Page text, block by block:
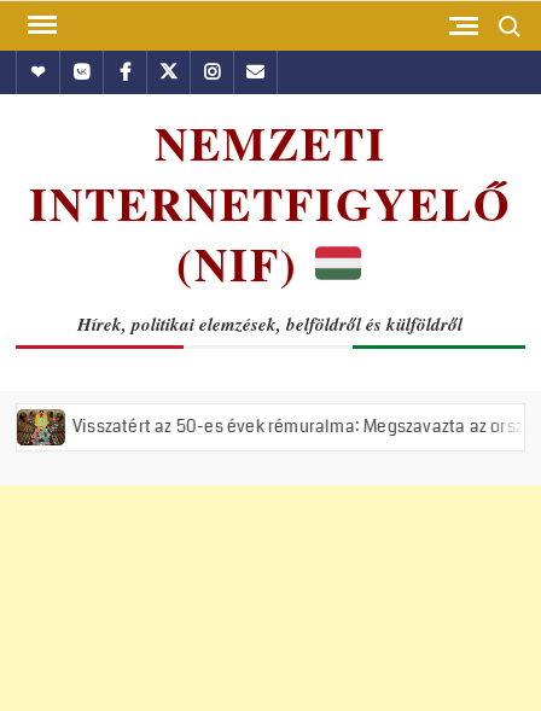
Skip
contentHundubVkontakte
Facebook
TwitterInstagram
Email
NEMZETI
INTERNETFIGYELŐ
(NIF)
Hírek, politikai elemzések, belföldről és külföldről
az 50-es évek rémuralma: Megszavazta az országgyűlés a